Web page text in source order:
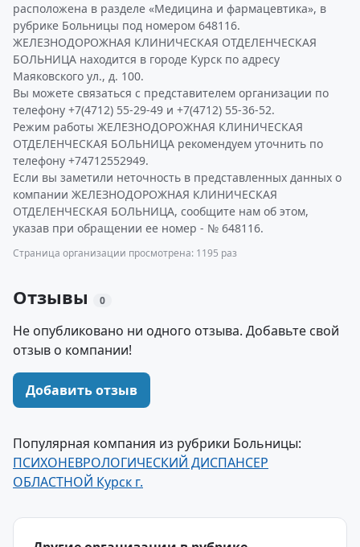
расположена в разделе «Медицина и фармацевтика», в
рубрике Больницы под номером 648116.
ЖЕЛЕЗНОДОРОЖНАЯ КЛИНИЧЕСКАЯ ОТДЕЛЕНЧЕСКАЯ
БОЛЬНИЦА находится в городе Курск по адресу
Маяковского ул., д. 100.
Вы можете связаться с представителем организации по
телефону +7(4712) 55-29-49 и +7(4712) 55-36-52.
Режим работы ЖЕЛЕЗНОДОРОЖНАЯ КЛИНИЧЕСКАЯ
ОТДЕЛЕНЧЕСКАЯ БОЛЬНИЦА рекомендуем уточнить по
телефону +74712552949.
Если вы заметили неточность в представленных данных о
компании ЖЕЛЕЗНОДОРОЖНАЯ КЛИНИЧЕСКАЯ
ОТДЕЛЕНЧЕСКАЯ БОЛЬНИЦА, сообщите нам об этом,
указав при обращении ее номер - № 648116.
Страница организации просмотрена: 1195 раз
Отзывы 0
Не опубликовано ни одного отзыва. Добавьте свой
отзыв о компании!
Добавить отзыв
Популярная компания из рубрики Больницы:
ПСИХОНЕВРОЛОГИЧЕСКИЙ ДИСПАНСЕР
ОБЛАСТНОЙ Курск г.